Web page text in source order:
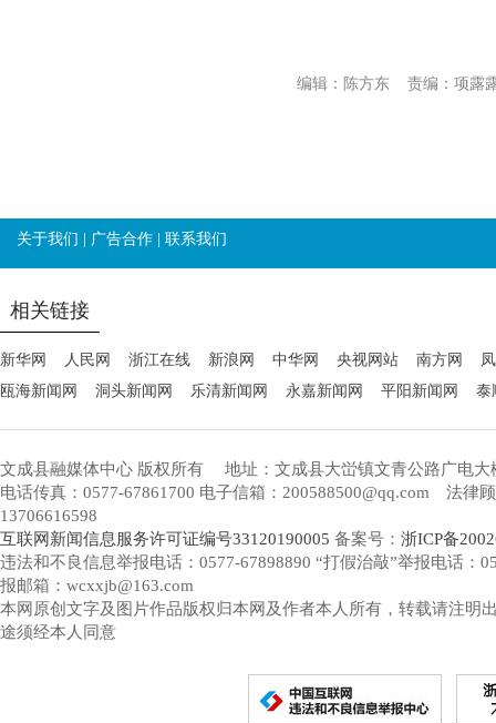
责编：项露
编辑：陈方东
关于我们 | 广告合作 | 联系我们
相关链接
新华网 人民网 浙江在线 新浪网 中华网 央视网站 南方网
瓯海新闻网
洞头新闻网 乐清新闻网 永嘉新闻网 平阳新闻网 泰
文成县融媒体中心 版权所有
地址：文成县大峃镇文青公路广电大
电话传真：0577-67861700 电子信箱：200588500@qq.com 法律
13706616598
互联网新闻信息服务许可证编号33120190005 备案号： 浙ICP备
违法和不良信息举报电话：0577-67898890 “打假治敲”举报电话：
报邮箱：wcxxjb@163.com
本网原创文字及图片作品版权归本网及作者本人所有，转载请注明
途须经本人同意